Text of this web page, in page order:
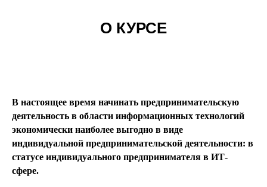
О КУРСЕ
В настоящее время начинать предпринимательскую
деятельность в области информационных технологий
экономически наиболее выгодно в виде
индивидуальной предпринимательской деятельности: в
статусе индивидуального предпринимателя в ИТ-
сфере.